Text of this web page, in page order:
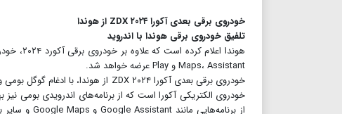
خودروی برقی بعدی آکورا ZDX ۲۰۲۴ از هوندا
تلفیق خودروی برقی هوندا با اندروید
Maps، Assistant و Play عرضه خواهد شد.